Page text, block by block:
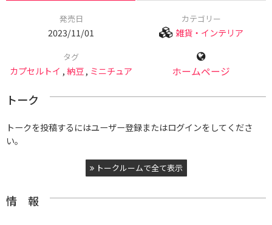
発売日
2023/11/01
カテゴリー
雑貨・インテリア
タグ
カプセルトイ ,納豆, ミニチュア ホームページ
トーク
トークを投稿するにはユーザー登録またはログインをしてくださ
い。
トークルームで全て表示
情 報